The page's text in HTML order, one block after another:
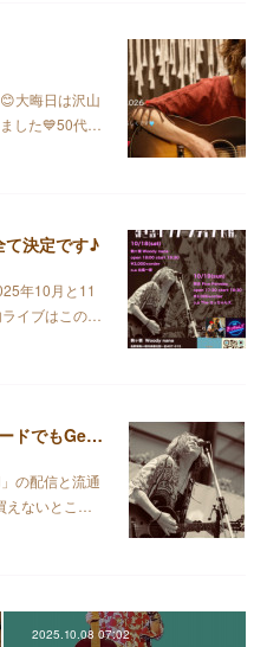
大晦日は沢山
した💙50代…
て決定です♪
年10月と11
ライブはこの…
⭐️デジタル配信開始&タワーレコードでもGet出来るのだ♪
の配信と流通
えないとこ…
2025.10.08 07:02